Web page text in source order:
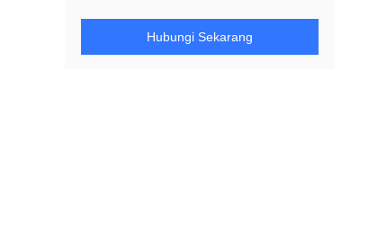
Hubungi Sekarang